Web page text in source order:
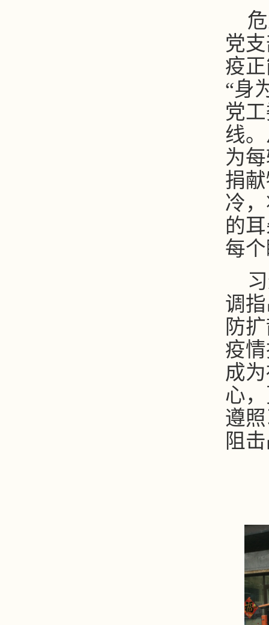
党
疫
“身
党
线
为
捐
冷
的
每
调
防
疫
成
心
遵
阻